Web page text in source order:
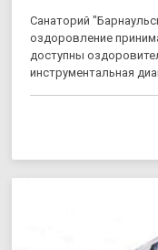
Санаторий
оздоровление
доступны
инструментальная